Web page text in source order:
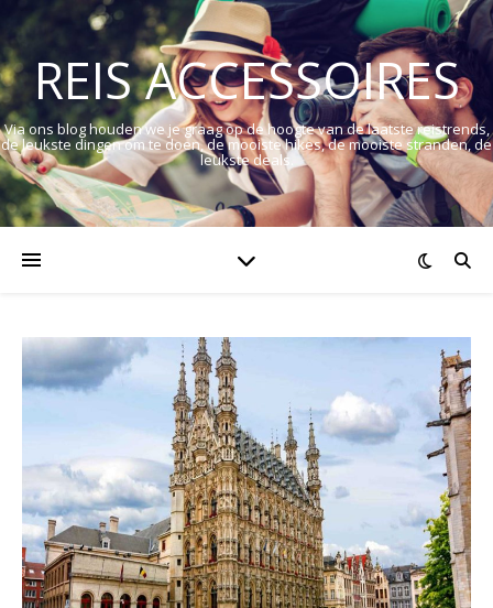
REIS ACCESSOIRES
Via ons blog houden we je graag op de hoogte van de laatste reistrends,
de leukste dingen om te doen, de mooiste hikes, de mooiste stranden, de
leukste deals.